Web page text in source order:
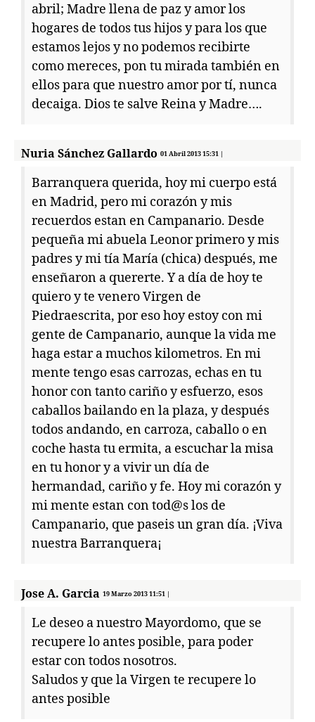
abril; Madre llena de paz y amor los
hogares de todos tus hijos y para los que
estamos lejos y no podemos recibirte
como mereces, pon tu mirada también en
ellos para que nuestro amor por tí, nunca
decaiga. Dios te salve Reina y Madre….
Nuria Sánchez Gallardo 01 Abril 2013 15:31 |
Barranquera querida, hoy mi cuerpo está
en Madrid, pero mi corazón y mis
recuerdos estan en Campanario. Desde
pequeña mi abuela Leonor primero y mis
padres y mi tía María (chica) después, me
enseñaron a quererte. Y a día de hoy te
quiero y te venero Virgen de
Piedraescrita, por eso hoy estoy con mi
gente de Campanario, aunque la vida me
haga estar a muchos kilometros. En mi
mente tengo esas carrozas, echas en tu
honor con tanto cariño y esfuerzo, esos
caballos bailando en la plaza, y después
todos andando, en carroza, caballo o en
coche hasta tu ermita, a escuchar la misa
en tu honor y a vivir un día de
hermandad, cariño y fe. Hoy mi corazón y
mi mente estan con tod@s los de
Campanario, que paseis un gran día. ¡Viva
nuestra Barranquera¡
Jose A. Garcia 19 Marzo 2013 11:51 |
Le deseo a nuestro Mayordomo, que se
recupere lo antes posible, para poder
estar con todos nosotros.
Saludos y que la Virgen te recupere lo
antes posible